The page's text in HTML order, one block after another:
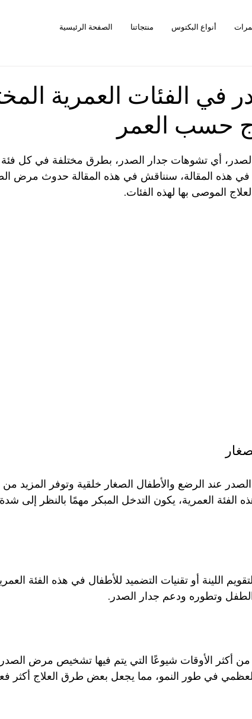
الصفحة الرئيسية منتجاتنا أنواع البكتوس
الفئات العمرية
حسب العمر
أي تشوهات جدار الصدر، بطرق مختلفة في كل فئة
في هذه المقالة، سنناقش في هذه المقالة حدوث مرض
الموصى بها لهذه الفئات.
عند الرضع والأطفال الصغار خلقية وتوفر المزيد من
العمرية، يكون التدخل المبكر مهمًا بالنظر إلى شدة
اللينة أو تقنيات التضميد للأطفال في هذه الفئة
وتطوره ودعم جدار الصدر.
من أكثر الأوقات شيوعًا التي يتم فيها تشخيص مرض
العظمي في طور النمو، مما يجعل بعض طرق العلاج أكثر